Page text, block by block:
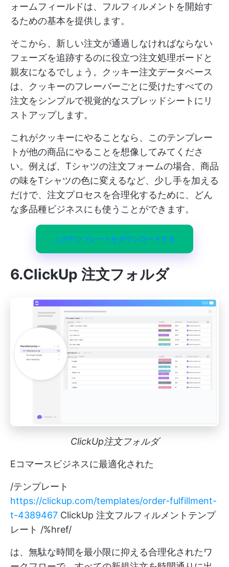
ォームフィールドは、フルフィルメントを開始す
るための基本を提供します。
そこから、新しい注文が通過しなければならない
フェーズを追跡するのに役立つ注文処理ボードと
親友になるでしょう。クッキー注文データベース
は、クッキーのフレーバーごとに受けたすべての
注文をシンプルで視覚的なスプレッドシートにリ
ストアップします。
これがクッキーにやることなら、このテンプレー
トが他の商品にやることを想像してみてくださ
い。例えば、Tシャツの注文フォームの場合、商品
の味をTシャツの色に変えるなど、少し手を加える
だけで、注文プロセスを合理化するために、どん
な多品種ビジネスにも使うことができます。
このテンプレートをダウンロードする
6.ClickUp 注文フォルダ
ClickUp注文フォルダ
Eコマースビジネスに最適化された
/テンプレート
https://clickup.com/templates/order-fulfillment-
t-4389467 ClickUp 注文フルフィルメントテンプ
レート /%href/
は、無駄な時間を最小限に抑える合理化されたワ